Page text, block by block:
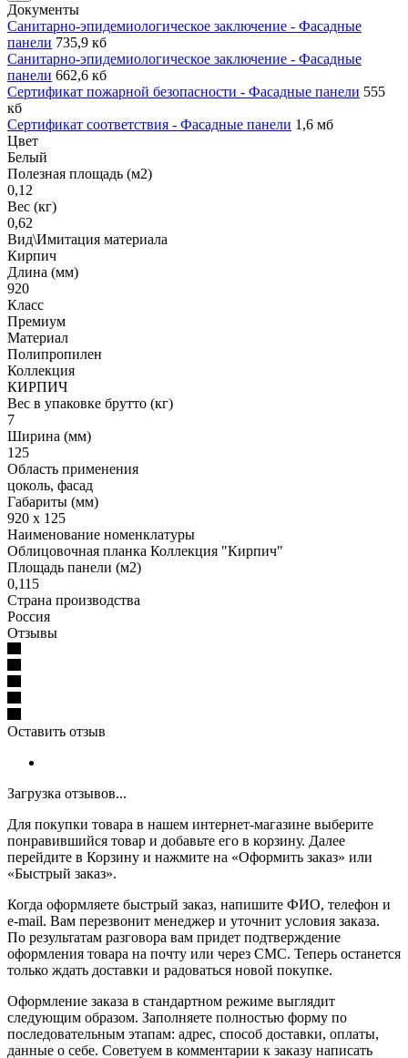
Документы
Санитарно-эпидемиологическое заключение - Фасадные
панели 735,9 кб
Санитарно-эпидемиологическое заключение - Фасадные
панели 662,6 кб
Сертификат пожарной безопасности - Фасадные панели 555
кб
Сертификат соответствия - Фасадные панели 1,6 мб
Цвет
Белый
Полезная площадь (м2)
0,12
Вес (кг)
0,62
Вид\Имитация материала
Кирпич
Длина (мм)
920
Класс
Премиум
Материал
Полипропилен
Коллекция
КИРПИЧ
Вес в упаковке брутто (кг)
7
Ширина (мм)
125
Область применения
цоколь, фасад
Габариты (мм)
920 x 125
Наименование номенклатуры
Облицовочная планка Коллекция "Кирпич"
Площадь панели (м2)
0,115
Страна производства
Россия
Отзывы
Оставить отзыв
Загрузка отзывов...
Для покупки товара в нашем интернет-магазине выберите
понравившийся товар и добавьте его в корзину. Далее
перейдите в Корзину и нажмите на «Оформить заказ» или
«Быстрый заказ».
Когда оформляете быстрый заказ, напишите ФИО, телефон и
e-mail. Вам перезвонит менеджер и уточнит условия заказа.
По результатам разговора вам придет подтверждение
оформления товара на почту или через СМС. Теперь останется
только ждать доставки и радоваться новой покупке.
Оформление заказа в стандартном режиме выглядит
следующим образом. Заполняете полностью форму по
последовательным этапам: адрес, способ доставки, оплаты,
данные о себе. Советуем в комментарии к заказу написать